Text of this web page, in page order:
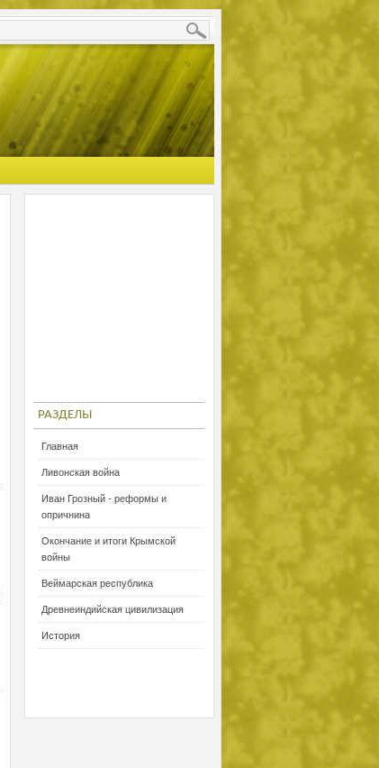
РАЗДЕЛЫ
Главная
Ливонская война
Иван Грозный - реформы и
опричнина
Окончание и итоги Крымской
войны
Веймарская республика
Древнеиндийская цивилизация
История